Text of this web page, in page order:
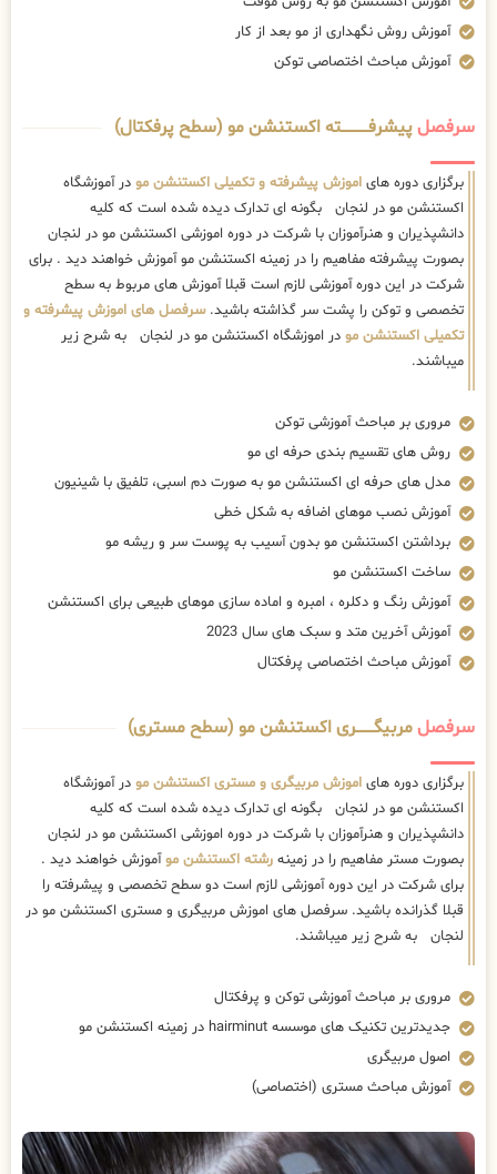
آموزش روش نگهداری از مو بعد از کار
آموزش مباحث اختصاصی توکن
سرفصلپیشرفــــــــــــته اکستنشن مو (سطح پرفکتال)
برگزاری دوره های اموزش پیشرفته و تکمیلی اکستنشن مو در آموزشگاه
اکستنشن مو در لنجان بگونه ای تدارک دیده شده است که کلیه
دانشپذیران و هنرآموزان با شرکت در دوره اموزشی اکستنشن مو در لنجان
بصورت پیشرفته مفاهیم را در زمینه اکستنشن مو آموزش خواهند دید . برای
شرکت در این دوره آموزشی لازم است قبلا آموزش های مربوط به سطح
تخصصی و توکن را پشت سر گذاشته باشید.سرفصل های اموزش پیشرفته و
تکمیلی اکستنشن مو در اموزشگاه اکستنشن مو در لنجان به شرح زیر
میباشند.
مروری بر مباحث آموزشی توکن
روش های تقسیم بندی حرفه ای مو
مدل های حرفه ای اکستنشن مو به صورت دم اسبی، تلفیق با شینیون
آموزش نصب موهای اضافه به شکل خطی
برداشتن اکستنشن مو بدون آسیب به پوست سر و ریشه مو
ساخت اکستنشن مو
آموزش رنگ و دکلره ، امبره و اماده سازی موهای طبیعی برای اکستنشن
آموزش آخرین متد و سبک های سال 2023
آموزش مباحث اختصاصی پرفکتال
سرفصلمربیگــــــــری اکستنشن مو (سطح مستری)
برگزاری دوره های اموزش مربیگری و مستری اکستنشن مو در آموزشگاه
اکستنشن مو در لنجان بگونه ای تدارک دیده شده است که کلیه
دانشپذیران و هنرآموزان با شرکت در دوره اموزشی اکستنشن مو در لنجان
بصورت مستر مفاهیم را در زمینه رشته اکستنشن موآموزش خواهند دید .
برای شرکت در این دوره آموزشی لازم است دو سطح تخصصی و پیشرفته را
قبلا گذرانده باشید. سرفصل های اموزش مربیگری و مستری اکستنشن مو در
لنجان به شرح زیر میباشند.
مروری بر مباحث آموزشی توکن و پرفکتال
جدیدترین تکنیک های موسسه hairminut در زمینه اکستنشن مو
اصول مربیگری
آموزش مباحث مستری (اختصاصی)